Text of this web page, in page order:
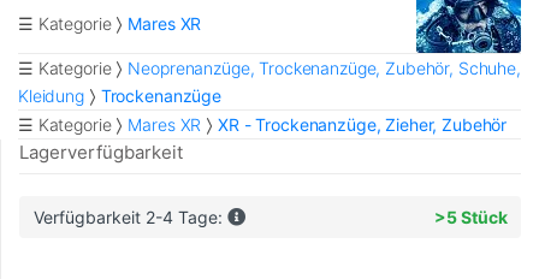
☰ Kategorie Mares XR
☰ Kategorie
Neoprenanzüge, Trockenanzüge, Zubehör, Schuhe,
Kleidung
Trockenanzüge
☰ Kategorie
Mares XR XR - Trockenanzüge, Zieher, Zubehör
Lagerverfügbarkeit
Verfügbarkeit 2-4 Tage: >5 Stück